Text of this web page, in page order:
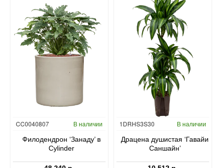
CC0040807 В наличии
Филодендрон ‘Занаду’ в
Cylinder
Гидропоника
1DRHS3S30 В наличии
Драцена душистая ‘Гавайи
Саншайн’